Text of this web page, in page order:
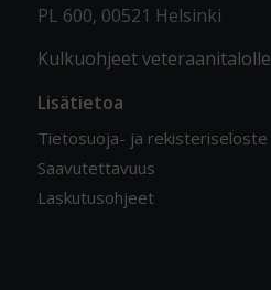
PL 600, 00521 Helsinki
Kulkuohjeet veteraanitalolle
Lisätietoa
Tietosuoja- ja rekisteriseloste
Saavutettavuus
Laskutusohjeet